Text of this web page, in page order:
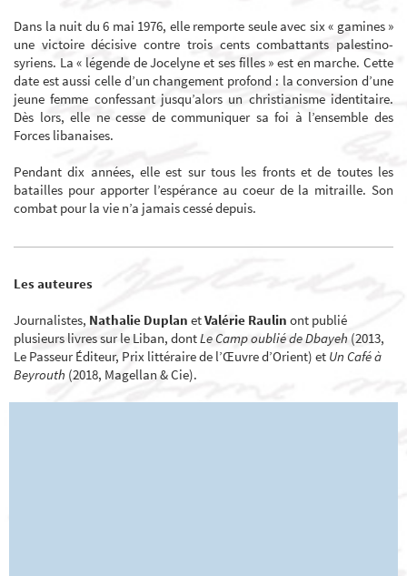
Dans la nuit du 6 mai 1976, elle remporte seule avec six « gamines »
une victoire décisive contre trois cents combattants palestino-
syriens. La « légende de Jocelyne et ses filles » est en marche. Cette
date est aussi celle d’un changement profond : la conversion d’une
jeune femme confessant jusqu’alors un christianisme identitaire.
Dès lors, elle ne cesse de communiquer sa foi à l’ensemble des
Forces libanaises.
Pendant dix années, elle est sur tous les fronts et de toutes les
batailles pour apporter l’espérance au coeur de la mitraille. Son
combat pour la vie n’a jamais cessé depuis.
Les auteures
Journalistes, Nathalie Duplan etValérie Raulin ont publié
plusieurs livres sur le Liban, dontLe Camp oublié de Dbayeh (2013,
Le Passeur Éditeur, Prix littéraire de l’Œuvre d’Orient) et Un Café à
Beyrouth (2018, Magellan & Cie).